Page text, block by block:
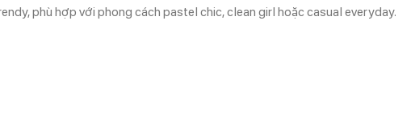
phù hợp với phong cách pastel chic, clean girl hoặc casual everyday.